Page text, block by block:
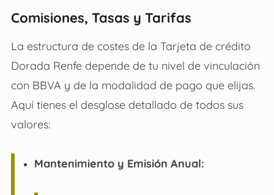
Comisiones, Tasas y Tarifas
La estructura de costes de la Tarjeta de crédito
Dorada Renfe depende de tu nivel de vinculación
con BBVA y de la modalidad de pago que elijas.
Aquí tienes el desglose detallado de todos sus
valores:
Mantenimiento y Emisión Anual: